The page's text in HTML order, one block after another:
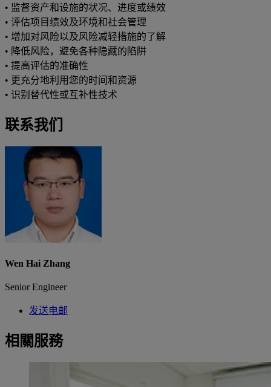
• 监督资产和设施的状况、进度或绩效
• 评估项目绩效及环境和社会管理
• 增加对风险以及风险减轻措施的了解
• 降低风险，避免各种隐藏的陷阱
• 提高评估的准确性
• 更充分地利用您的时间和资源
• 识别替代性或互补性技术
联系我们
Wen Hai Zhang
Senior Engineer
发送电邮
相關服務